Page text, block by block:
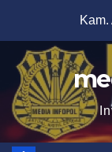
content